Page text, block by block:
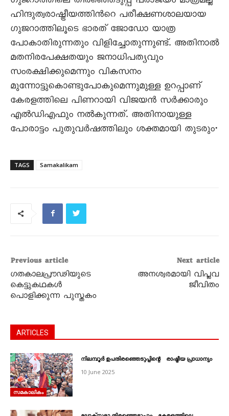
ഹിന്ദുത്വരാഷ്ട്രീയത്തിന്‍റെ പരീക്ഷണശാലയായ
ഗുജറാത്തിലൂടെ ഭാരത് ജോഡോ യാത്ര
പോകാതിരുന്നതും വിളിച്ചോതുന്നുണ്ട്. അതിനാല്‍
മതനിരപേക്ഷതയും ജനാധിപത്യവും
സംരക്ഷിക്കുമെന്നും വികസനം
മുന്നോട്ടുകൊണ്ടുപോകുമെന്നുമുള്ള ഉറപ്പാണ്
കേരളത്തിലെ പിണറായി വിജയന്‍ സര്‍ക്കാരും
എല്‍ഡിഎഫും നല്‍കുന്നത്. അതിനായുള്ള
പോരാട്ടം പുതുവര്‍ഷത്തിലും ശക്തമായി തുടരും•
TAGS Samakalikam
Previous article
ഗതകാലപ്രൗഢിയുടെ
കെട്ടുകഥകള്‍
പൊളിക്കുന്ന പുസ്തകം
Next article
അനശ്വരമായി വിപ്ലവ
ജീവിതം
ARTICLES
സമകാലികം
നിലമ്പൂര്‍ ഉപതിരഞ്ഞെടുപ്പിന്റെ രാഷ്ട്രീയ പ്രാധാന്യം
10 June 2025